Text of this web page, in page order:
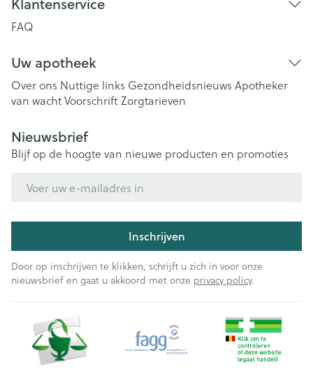
FAQ
Uw apotheek
Over ons Nuttige links Gezondheidsnieuws Apotheker
van wachtVoorschriftZorgtarieven
Nieuwsbrief
Blijf op de hoogte van nieuwe producten en promoties
Inschrijven
Door op inschrijven te klikken, schrijft u zich in voor onze
nieuwsbrief en gaat u akkoord met onze privacy policy.